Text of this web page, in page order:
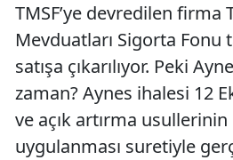
TMSF’ye devredilen firma
Mevduatları Sigorta Fonu
satışa çıkarılıyor. Peki
zaman? Aynes ihalesi 12
ve açık artırma
uygulanması suretiyle